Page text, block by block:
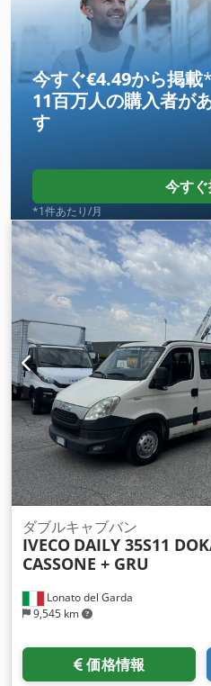
ペンション:鋼, 座席数:7, 荷室
kg（キログラム）, 装備:ABS（
テム）, エアコン, キャビン, ク
ンコントロール, トレーラー連結
タ,
今すぐ€4.49から掲載*
11百万人の購入者が
す
今す
*1件あたり/月
Lonato del Garda
9,545 km
ダブルキャブバン
IVECO DAILY 35S11
CASSONE + GRU
価格情報